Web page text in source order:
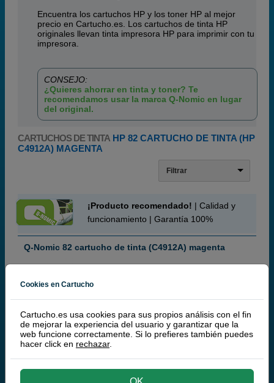
Encuentra los cartuchos HP y los toner HP al mejor
precio en Cartucho.es. Los cartuchos de tinta HP
originales llevan tinta impresora HP para imprimir con tu
impresora.
CONSEJO:
¿Quieres ahorrar en tinta y toner? Te
recomendamos usar la marca Q-Nomic en lugar
del original.
CARTUCHOS DE TINTA HP 82 CARTUCHO DE TINTA (HP
C4912A) MAGENTA
Filtrar
¡Producto recomendado! | Calidad y
funcionamiento | Garantía 100%
Q-Nomic 82 cartucho de tinta (C4912A) magenta
magenta
69 ml(0,47 € por ml)
Cookies en Cartucho
Cartucho.es usa cookies para sus propios análisis con el fin
de mejorar la experiencia del usuario y garantizar que la
web funcione correctamente. Si lo prefieres también puedes
hacer click en rechazar.